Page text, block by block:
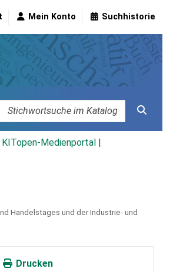
Mein Konto Suchhistorie
KITopen-Medienportal
Handelstages und der Industrie- und
Drucken